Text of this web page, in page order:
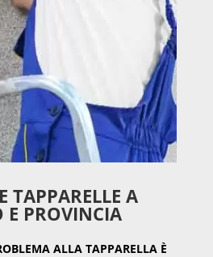
TAPPARELLE A
E PROVINCIA
ALLA TAPPARELLA È